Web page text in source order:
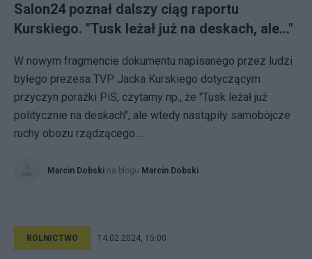
Salon24 poznał dalszy ciąg raportu
Kurskiego. "Tusk leżał już na deskach, ale..."
W nowym fragmencie dokumentu napisanego przez ludzi
byłego prezesa TVP Jacka Kurskiego dotyczącym
przyczyn porażki PiS, czytamy np., że "Tusk leżał już
politycznie na deskach", ale wtedy nastąpiły samobójcze
ruchy obozu rządzącego....
Marcin Dobski na blogu Marcin Dobski
ROLNICTWO 14.02.2024, 15:00